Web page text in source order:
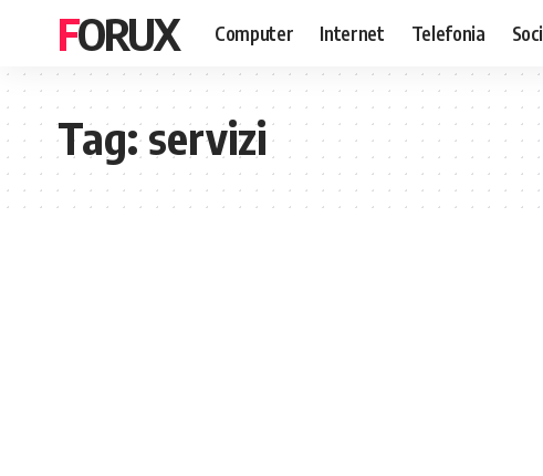
FORUX Computer Internet Telefonia
Tag:servizi